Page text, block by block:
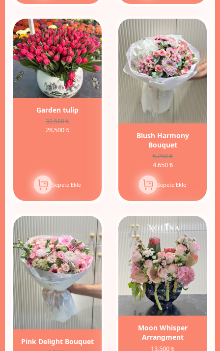
12%
İndirim
Garden tulip
32.500 ₺
28.500 ₺
Sepete Ekle
Blush Harmony
Bouquet
5.250 ₺
4.650 ₺
Sepete Ekle
8%
İndirim
Pink Delight Bouquet
Moon Whisper
Arrangment
13.500 ₺